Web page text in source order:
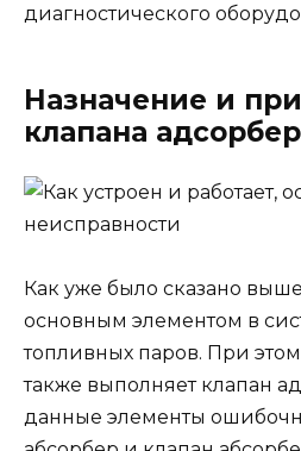
диагностического
Назначение и
клапана
Как уже было сказано
основным элементом в
топливных паров. При
также выполняет клапан
данные элементы